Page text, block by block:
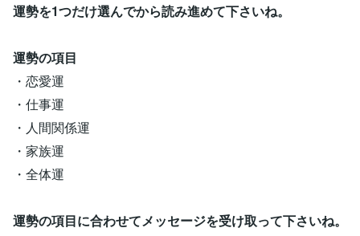
運勢を1つだけ選んでから読み進めて下さいね。
運勢の項目
・恋愛運
・仕事運
・人間関係運
・家族運
・全体運
運勢の項目に合わせてメッセージを受け取って下さいね。